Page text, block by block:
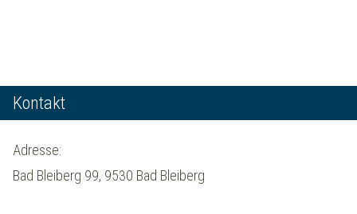
Kontakt
Adresse:
Bad Bleiberg 99, 9530 Bad Bleiberg